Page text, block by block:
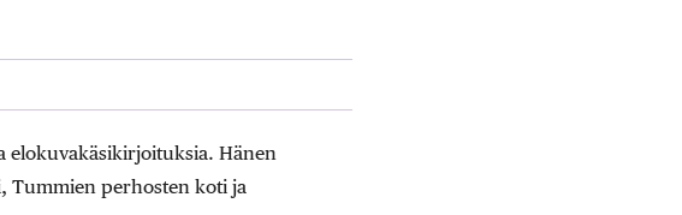
Hänen
Tummien perhosten koti ja